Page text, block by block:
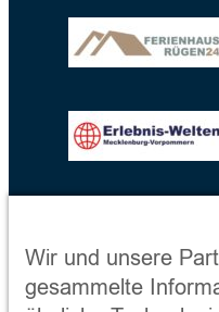
Wir und unsere
gesammelte